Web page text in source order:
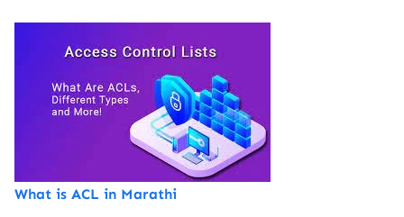
What is ACL in Marathi